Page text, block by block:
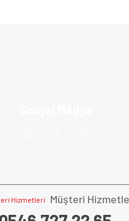
Müşteri